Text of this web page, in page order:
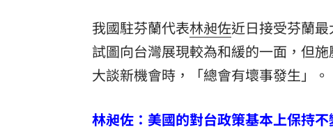
理想混蛋號召粉絲跨海追星吃美食！ 18:15
我國駐芬蘭代表林昶佐近日接受芬蘭
試圖向台灣展現較為和緩的一面，但
大談新機會時，「總會有壞事發生」。
林昶佐：美國的對台政策基本上保持不